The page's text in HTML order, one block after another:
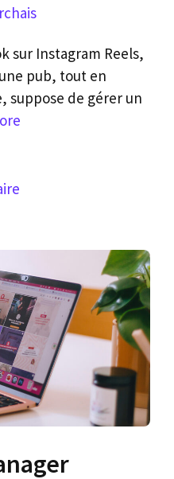
sur Instagram Reels,
pub, tout en
suppose de gérer un